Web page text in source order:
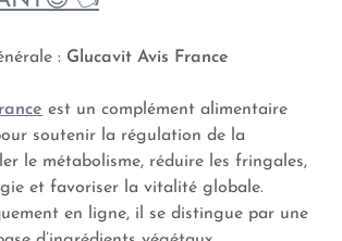
: Glucavit Avis France
est un complément alimentaire
soutenir la régulation de la
le métabolisme, réduire les fringales,
et favoriser la vitalité globale.
en ligne, il se distingue par une